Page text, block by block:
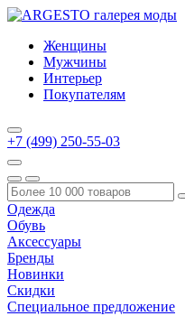
Женщины
Мужчины
Интерьер
Покупателям
+7 (499) 250-55-03
Одежда
Обувь
Аксессуары
Бренды
Новинки
Скидки
Специальное предложение